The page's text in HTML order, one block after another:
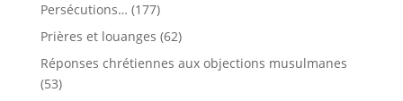
Persécutions… (177)
Prières et louanges (62)
Réponses chrétiennes aux objections musulmanes
(53)